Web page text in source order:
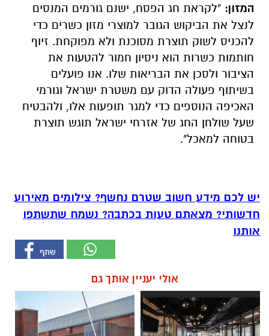
המזון: "לקראת חג הפסח, ישנם גורמים המנסים
לנצל את הביקוש הגובר למוצרי מזון כשרים כדי
להכניס לשוק תוצרת מסוכנת ולא מפוקחת. זיוף
חותמות כשרות הוא ניסיון חמור להטעות את
הציבור ולסכן את הבריאות שלו. אנו פועלים
בשיתוף פעולה הדוק עם משטרת ישראל וגורמי
האכיפה הנוספים כדי למגר תופעות אלו, ולהבטיח
שעל שולחן החג של אזרחי ישראל תוגש תוצרת
בטוחה למאכל".
יש לכם מידע חשוב שטרם נחשף? צילומים מאירוע
חדשותי? מצאתם טעות בכתבה? נשמח שתשתפו
אותנו
אולי יעניין אותך גם